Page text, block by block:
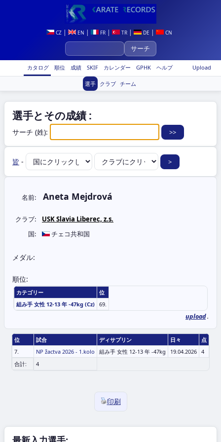
CZ| EN | FR| TR| DE | CN
Upload
カタログ 順位 成績 SKIF カレンダー GPHK ヘルプ
選手 クラブ チーム
選手とその成績 :
サーチ (姓):
皆 -
名前: Aneta Mejdrová
クラブ:
USK Slavia Liberec, z.s.
国:
チェコ共和国
メダル:
順位:
カテゴリー
位
組み手 女性 12-13 年 -47kg (Cz) 69.
upload.
位 試合 ディサプリン 日々
点
7.
NP žactva 2026 - 1.kolo 組み手 女性 12-13 年 -47kg 19.04.2026 4
合計:
4
印刷